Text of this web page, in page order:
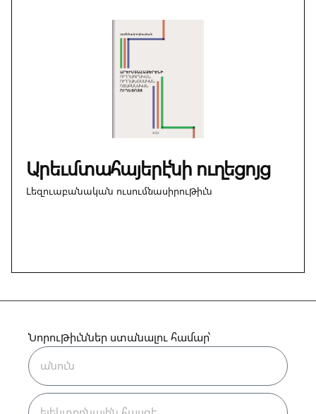
Արեւմտահայերէնի ուղեցոյց
Լեզուաբանական ուսումնասիրութիւն
Նորութիւններ ստանալու համար՝